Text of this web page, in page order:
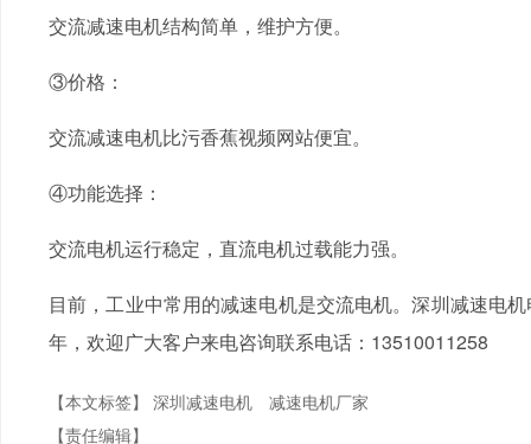
交流减速电机结构简单，维护方便。
③价格：
交流减速电机比污香蕉视频网站便宜。
④功能选择：
交流电机运行稳定，直流电机过载能力强。
目前，工业中常用的减速电机是交流电机。深圳减
年，欢迎广大客户来电咨询联系电话：13510011258
【本文标签】 深圳减速电机
减速电机厂家
【责任编辑】